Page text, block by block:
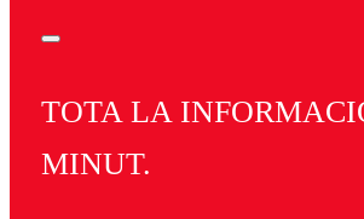
TOTA LA
MINUT.